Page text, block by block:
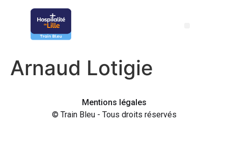
Arnaud Lotigie
Mentions légales
© Train Bleu - Tous droits réservés